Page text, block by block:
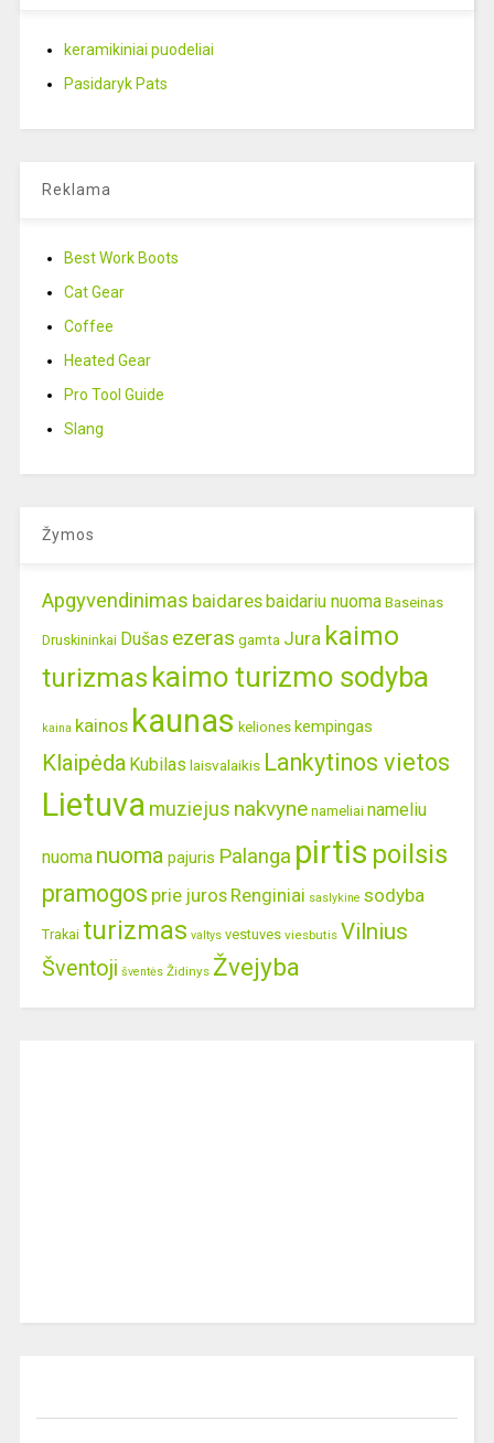
keramikiniai puodeliai
Pasidaryk Pats
Reklama
Best Work Boots
Cat Gear
Coffee
Heated Gear
Pro Tool Guide
Slang
Žymos
Apgyvendinimas baidaresbaidariu nuoma Baseinas
Druskininkai Dušas ezeras gamta Jura kaimo
turizmas kaimo turizmo sodyba
kaina kainos kaunas keliones kempingas
Klaipėda Kubilas laisvalaikis Lankytinos vietos
Lietuva muziejus nakvyne nameliai nameliu
nuoma nuoma pajuris Palanga pirtis poilsis
pramogos prie juros Renginiai saslykine sodyba
Trakai turizmas valtys vestuves viesbutis Vilnius
Šventoji šventės Židinys Žvejyba